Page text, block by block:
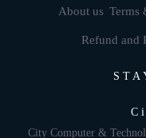
About us Terms
Refund and
City Computer &